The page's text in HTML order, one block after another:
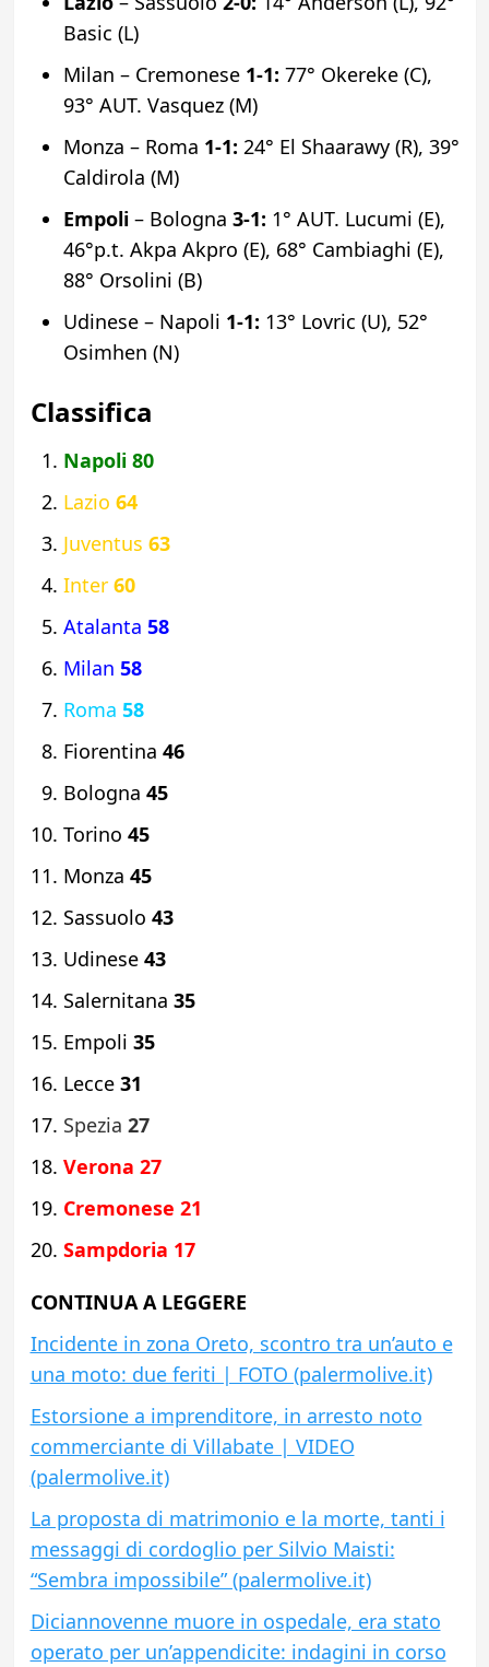
Basic (L)
Milan – Cremonese 1-1: 77° Okereke (C),
93° AUT. Vasquez (M)
Monza – Roma 1-1: 24° El Shaarawy (R), 39°
Caldirola (M)
Empoli– Bologna 3-1: 1° AUT. Lucumi (E),
46°p.t. Akpa Akpro (E), 68° Cambiaghi (E),
88° Orsolini (B)
Udinese – Napoli 1-1: 13° Lovric (U), 52°
Osimhen (N)
Classifica
Napoli 80
Lazio 64
Juventus 63
Inter 60
Atalanta 58
Milan 58
Roma 58
Fiorentina 46
Bologna 45
Torino 45
Monza 45
Sassuolo 43
Udinese 43
Salernitana 35
Empoli 35
Lecce 31
Spezia 27
Verona 27
Cremonese 21
Sampdoria 17
CONTINUA A LEGGERE
Incidente in zona Oreto, scontro tra un’auto e
una moto: due feriti | FOTO (palermolive.it)
Estorsione a imprenditore, in arresto noto
commerciante di Villabate | VIDEO
(palermolive.it)
La proposta di matrimonio e la morte, tanti i
messaggi di cordoglio per Silvio Maisti:
“Sembra impossibile” (palermolive.it)
Diciannovenne muore in ospedale, era stato
operato per un’appendicite: indagini in corso